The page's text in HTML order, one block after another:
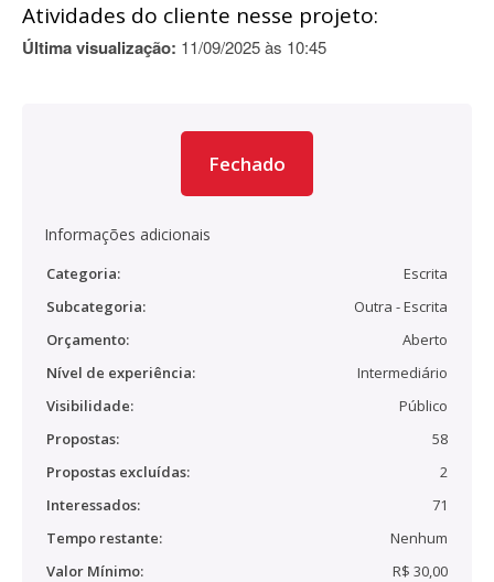
Atividades do cliente nesse projeto:
Última visualização: 11/09/2025 às 10:45
Fechado
Informações adicionais
Categoria:
Escrita
Subcategoria:
Outra - Escrita
Orçamento:
Aberto
Nível de experiência:
Intermediário
Visibilidade:
Público
Propostas:
58
Propostas excluídas:
2
Interessados:
71
Tempo restante:
Nenhum
Valor Mínimo:
R$ 30,00